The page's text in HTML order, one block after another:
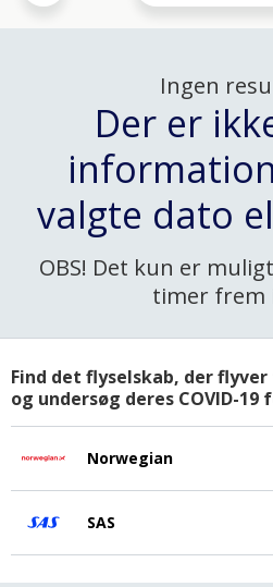
Ingen
Der er
valgte dato
OBS! Det kun er
timer frem
Find det flyselskab, der
og undersøg deres COVID-
Norwegian
SAS